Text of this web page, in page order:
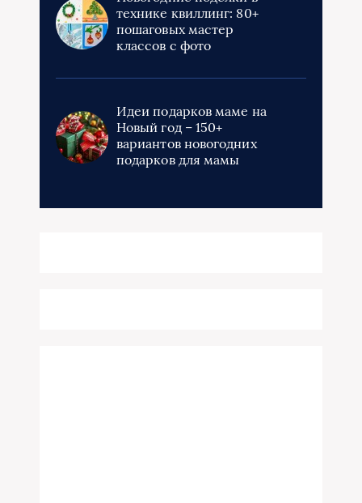
технике квиллинг: 80+
пошаговых мастер
классов с фото
Идеи подарков маме на
Новый год – 150+
вариантов новогодних
подарков для мамы